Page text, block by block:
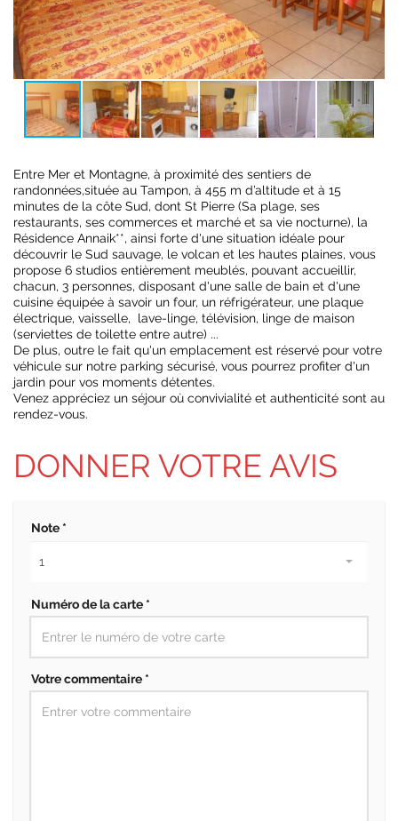
Entre Mer et Montagne, à proximité des sentiers de
randonnées,située au Tampon, à 455 m d’altitude et à 15
minutes de la côte Sud, dont St Pierre (Sa plage, ses
restaurants, ses commerces et marché et sa vie nocturne), la
Résidence Annaik**, ainsi forte d'une situation idéale pour
découvrir le Sud sauvage, le volcan et les hautes plaines, vous
propose 6 studios entièrement meublés, pouvant accueillir,
chacun, 3 personnes, disposant d'une salle de bain et d'une
cuisine équipée à savoir un four, un réfrigérateur, une plaque
électrique, vaisselle, lave-linge, télévision, linge de maison
(serviettes de toilette entre autre) ...
De plus, outre le fait qu'un emplacement est réservé pour votre
véhicule sur notre parking sécurisé, vous pourrez profiter d'un
jardin pour vos moments détentes.
Venez appréciez un séjour où convivialité et authenticité sont au
rendez-vous.
DONNER VOTRE AVIS
Note *
Numéro de la carte *
Votre commentaire *